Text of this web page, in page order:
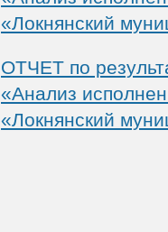
«Локнянский
ОТЧЕТ по
«Анализ
«Локнянский